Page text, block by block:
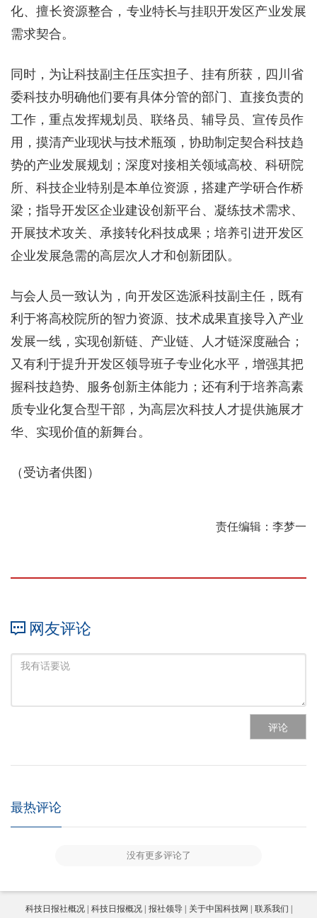
化、擅长资源整合，专业特长与挂职开发区产业发展
需求契合。
同时，为让科技副主任压实担子、挂有所获，四川省
委科技办明确他们要有具体分管的部门、直接负责的
工作，重点发挥规划员、联络员、辅导员、宣传员作
用，摸清产业现状与技术瓶颈，协助制定契合科技趋
势的产业发展规划；深度对接相关领域高校、科研院
所、科技企业特别是本单位资源，搭建产学研合作桥
梁；指导开发区企业建设创新平台、凝练技术需求、
开展技术攻关、承接转化科技成果；培养引进开发区
企业发展急需的高层次人才和创新团队。
与会人员一致认为，向开发区选派科技副主任，既有
利于将高校院所的智力资源、技术成果直接导入产业
发展一线，实现创新链、产业链、人才链深度融合；
又有利于提升开发区领导班子专业化水平，增强其把
握科技趋势、服务创新主体能力；还有利于培养高素
质专业化复合型干部，为高层次科技人才提供施展才
华、实现价值的新舞台。
（受访者供图）
责任编辑：李梦一
网友评论
评论
最热评论
没有更多评论了
科技日报社概况 科技日报概况 报社领导 关于中国科技网 联系我们